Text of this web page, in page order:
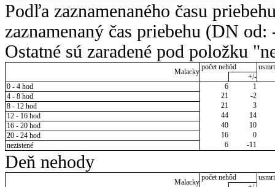
Podľa zaznamenaného času
zaznamenaný čas priebehu (DN
Ostatné sú zaradené pod položku
Malacky
počet nehôd
+/-
0 - 4 hod
6
1
4 - 8 hod
21
-2
8 - 12 hod
21
3
12 - 16 hod
44
14
16 - 20 hod
40
10
20 - 24 hod
16
0
nezistené
6 -11
Deň nehody
Malacky
počet nehôd